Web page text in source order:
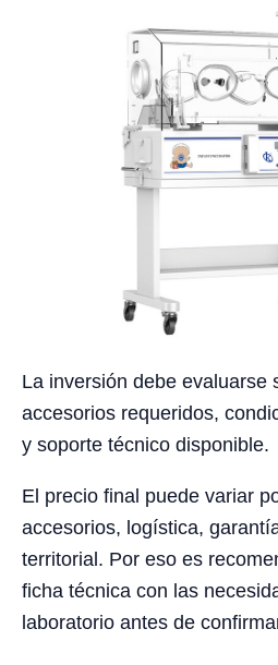
La inversión debe evaluarse
accesorios requeridos,
y soporte técnico disponible.
El precio final puede variar
accesorios, logística,
territorial. Por eso es
ficha técnica con las
laboratorio antes de